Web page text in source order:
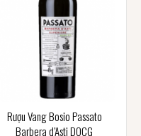
Rượu Vang Bosio Passato
Barbera d’Asti DOCG